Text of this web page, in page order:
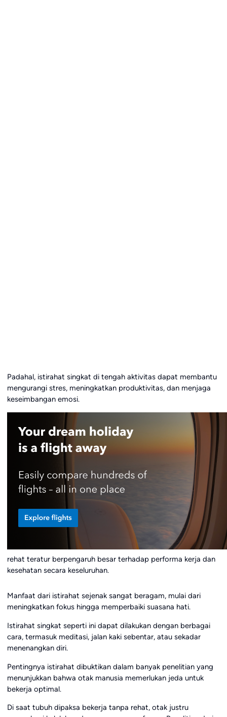
Padahal, istirahat singkat di tengah aktivitas dapat membantu
mengurangi stres, meningkatkan produktivitas, dan menjaga
keseimbangan emosi.
rehat teratur berpengaruh besar terhadap performa kerja dan
kesehatan secara keseluruhan.
Manfaat dari istirahat sejenak sangat beragam, mulai dari
meningkatkan fokus hingga memperbaiki suasana hati.
Istirahat singkat seperti ini dapat dilakukan dengan berbagai
cara, termasuk meditasi, jalan kaki sebentar, atau sekadar
menenangkan diri.
Pentingnya istirahat dibuktikan dalam banyak penelitian yang
menunjukkan bahwa otak manusia memerlukan jeda untuk
bekerja optimal.
Di saat tubuh dipaksa bekerja tanpa rehat, otak justru